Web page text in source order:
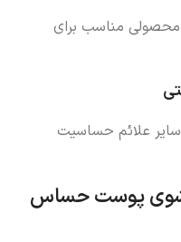
محصولی مناسب برای
علائم حساسیت
پوست حساس